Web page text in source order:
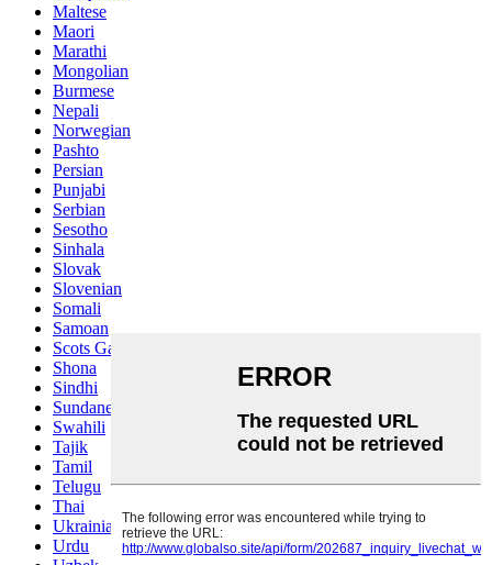
Maltese
Maori
Marathi
Mongolian
Burmese
Nepali
Norwegian
Pashto
Persian
Punjabi
Serbian
Sesotho
Sinhala
Slovak
Slovenian
Somali
Samoan
Scots Gaelic
Shona
Sindhi
Sundanese
Swahili
Tajik
Tamil
Telugu
Thai
Ukrainian
Urdu